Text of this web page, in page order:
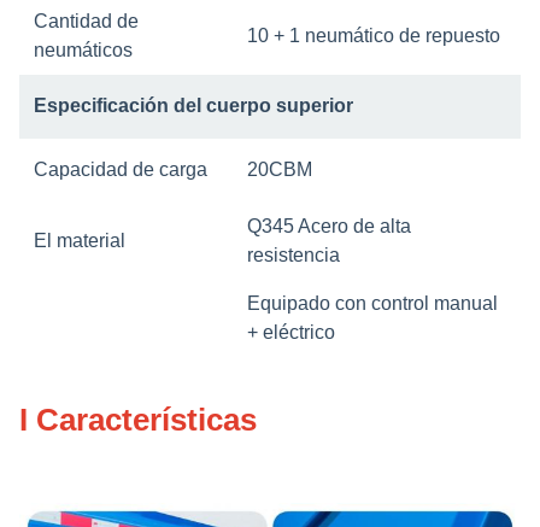
Cantidad de
neumáticos
10 + 1 neumático de repuesto
Especificación del cuerpo superior
Capacidad de carga 20CBM
El material
Q345 Acero de alta
resistencia
Equipado con control manual
+ eléctrico
aparatos para la fabricación
recogida de aguas residuales
I Características